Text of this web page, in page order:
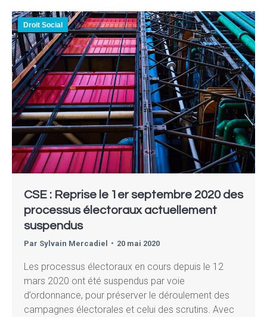
Droit Social
CSE : Reprise le 1er septembre 2020 des
processus électoraux actuellement
suspendus
Par Sylvain Mercadiel 20 mai 2020
Les processus électoraux en cours depuis le 12
mars 2020 ont été suspendus par voie
d’ordonnance, pour préserver le déroulement des
campagnes électorales et celui des scrutins. Avec